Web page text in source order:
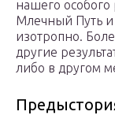
нашего
Млечный Путь и
изотропно.
другие
либо в другом